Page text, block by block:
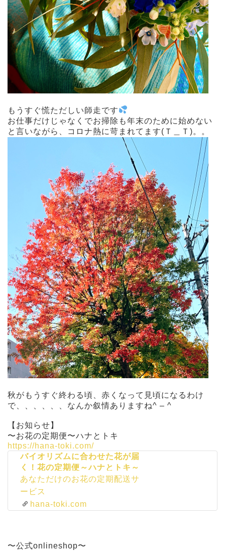
もうすぐ慌ただしい師走です
お仕事だけじゃなくでお掃除も年末のために始めない
と言いながら、コロナ熱に苛まれてます(Ｔ＿Ｔ)。。
秋がもうすぐ終わる頃、赤くなって見頃になるわけ
で、、、、、、なんか叙情ありますね^ – ^
【お知らせ】
〜お花の定期便〜ハナとトキ
https://hana-toki.com/
バイオリズムに合わせた花が届
く！花の定期便～ハナとトキ～
あなただけのお花の定期配送サ
ービス
hana-toki.com
〜公式onlineshop〜